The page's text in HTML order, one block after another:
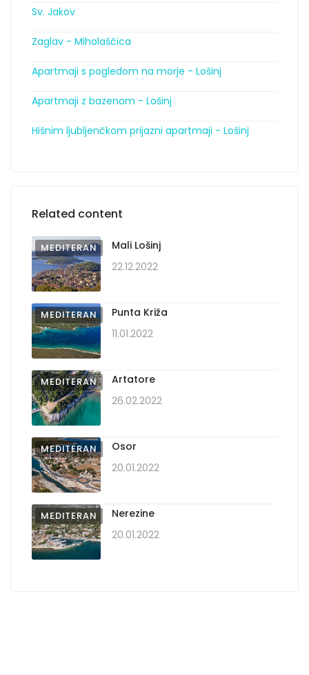
Sv. Jakov
Zaglav - Miholaščica
Apartmaji s pogledom na morje - Lošinj
Apartmaji z bazenom - Lošinj
Hišnim ljubljenčkom prijazni apartmaji - Lošinj
Related content
MEDITERAN
Mali Lošinj
22.12.2022
MEDITERAN
Punta Križa
11.01.2022
MEDITERAN
Artatore
26.02.2022
MEDITERAN
Osor
20.01.2022
MEDITERAN
Nerezine
20.01.2022